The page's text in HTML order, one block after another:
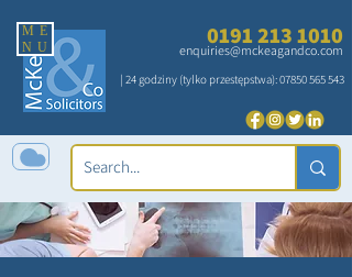
ME
NU
0191 213 1010
enquiries@mckeagandco.com
| 24 godziny (tylko przestępstwa):07850 565 543